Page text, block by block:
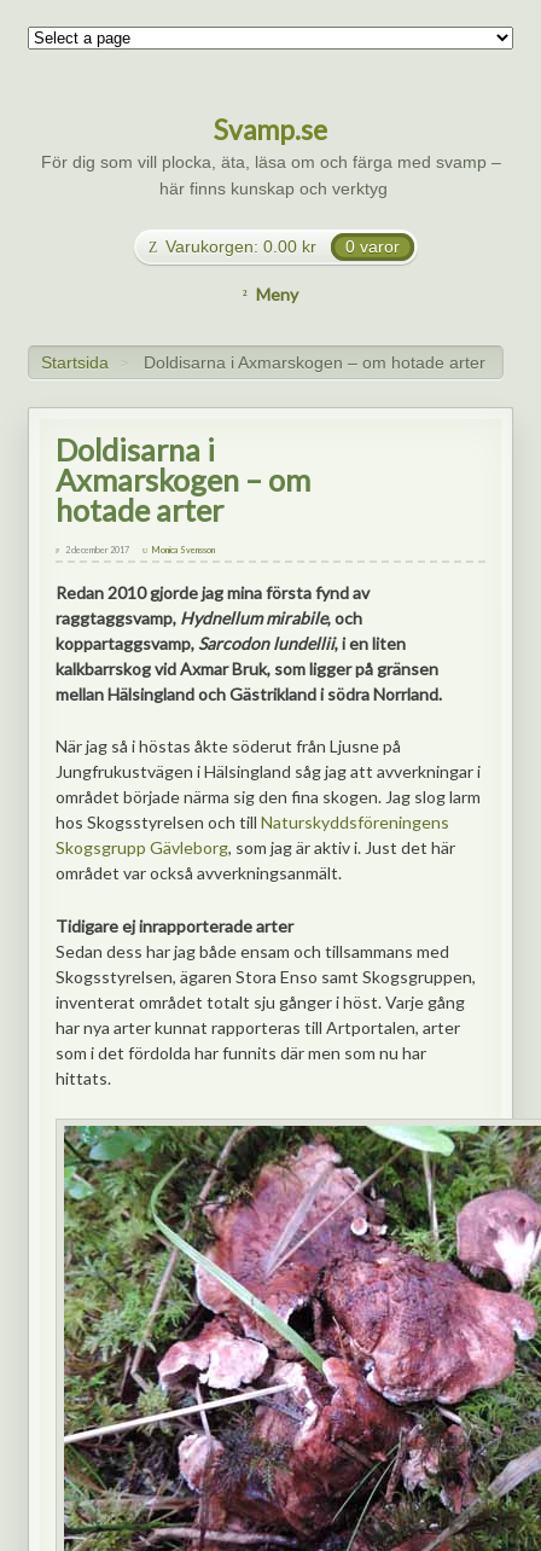
Svamp.se
För dig som vill plocka, äta, läsa om och färga med svamp –
här finns kunskap och verktyg
Varukorgen: 0.00 kr 0 varor
Meny
Startsida > Doldisarna i Axmarskogen – om hotade arter
Doldisarna i
Axmarskogen – om
hotade arter
2 december 2017 Monica Svensson
Redan 2010 gjorde jag mina första fynd av
raggtaggsvamp, Hydnellum mirabile, och
koppartaggsvamp,Sarcodon lundellii, i en liten
kalkbarrskog vid Axmar Bruk, som ligger på gränsen
mellan Hälsingland och Gästrikland i södra Norrland.
När jag så i höstas åkte söderut från Ljusne på
Jungfrukustvägen i Hälsingland såg jag att avverkningar i
området började närma sig den fina skogen. Jag slog larm
hos Skogsstyrelsen och tillNaturskyddsföreningens
Skogsgrupp Gävleborg, som jag är aktiv i. Just det här
området var också avverkningsanmält.
Tidigare ej inrapporterade arter
Sedan dess har jag både ensam och tillsammans med
Skogsstyrelsen, ägaren Stora Enso samt Skogsgruppen,
inventerat området totalt sju gånger i höst. Varje gång
har nya arter kunnat rapporteras till Artportalen, arter
som i det fördolda har funnits där men som nu har
hittats.